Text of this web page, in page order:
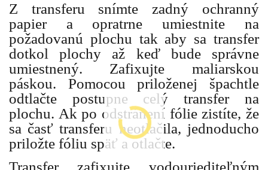
Z transferu snímte zadný ochranný
papier a opratrne umiestnite na
požadovanú plochu tak aby sa transfer
dotkol plochy až keď bude správne
umiestnený. Zafixujte maliarskou
páskou. Pomocou priloženej špachtle
odtlačte postupne celý transfer na
plochu. Ak po odstránení fólie zistíte, že
sa časť transferu neotlačila, jednoducho
priložte fóliu späť a otlačte.
Transfer zafixujte vodouriediteľným